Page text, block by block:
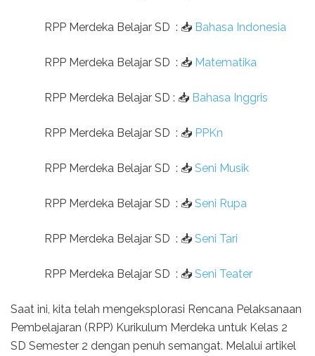
RPP Merdeka Belajar SD : 📥 Bahasa Indonesia
RPP Merdeka Belajar SD : 📥 Matematika
RPP Merdeka Belajar SD : 📥 Bahasa Inggris
RPP Merdeka Belajar SD : 📥 PPKn
RPP Merdeka Belajar SD : 📥 Seni Musik
RPP Merdeka Belajar SD : 📥 Seni Rupa
RPP Merdeka Belajar SD : 📥 Seni Tari
RPP Merdeka Belajar SD : 📥 Seni Teater
Saat ini, kita telah mengeksplorasi Rencana Pelaksanaan
Pembelajaran (RPP) Kurikulum Merdeka untuk Kelas 2
SD Semester 2 dengan penuh semangat. Melalui artikel